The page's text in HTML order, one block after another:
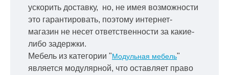
ускорить доставку, но, не имея возможности
это гарантировать, поэтому интернет-
магазин не несет ответственности за какие-
либо задержки.
Мебель из категории "Модульная мебель"
является модулярной, что оставляет право